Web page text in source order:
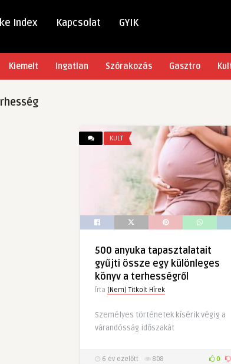
Index Kapcsolat GYIK
Kiemelt Ingatlan Szórakozás Gasztro
KULT
500 anyuka tapasztalatait
gyűjti össze egy különleges
könyv a terhességről
Írta (Nem) Titkolt Hírek
Személyes történetek kísérik végig a
várandósság időszakát
6 év ezelőtt 808 0